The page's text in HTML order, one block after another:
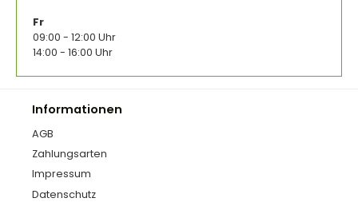
Fr
09:00 - 12:00 Uhr
14:00 - 16:00 Uhr
Informationen
AGB
Zahlungsarten
Impressum
Datenschutz